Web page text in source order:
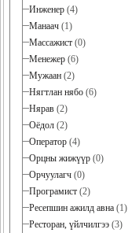
Инженер (4)
Манаач (1)
Массажист (0)
Менежер (6)
Мужаан (2)
Нягтлан нябо (6)
Нярав (2)
Оёдол (2)
Оператор (4)
Орцны жижүүр (0)
Орчуулагч (0)
Програмист (2)
Ресепшин ажилд авна (1)
Ресторан, үйлчилгээ (3)